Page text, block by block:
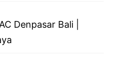
Denpasar Bali |